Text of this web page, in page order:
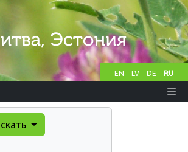
EN LV DE RU